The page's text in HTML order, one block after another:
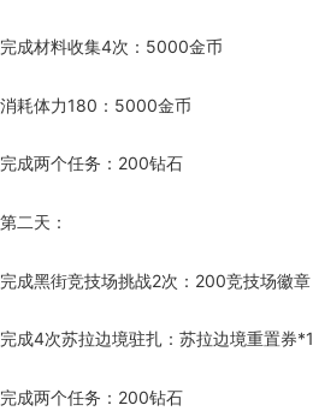
完成材料收集4次：5000金币
消耗体力180：5000金币
完成两个任务：200钻石
第二天：
完成黑街竞技场挑战2次：200竞技场徽章
完成4次苏拉边境驻扎：苏拉边境重置券*1
完成两个任务：200钻石